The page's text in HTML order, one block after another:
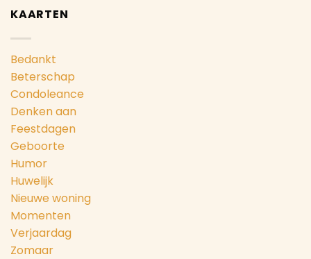
KAARTEN
Bedankt
Beterschap
Condoleance
Denken aan
Feestdagen
Geboorte
Humor
Huwelijk
Nieuwe woning
Momenten
Verjaardag
Zomaar